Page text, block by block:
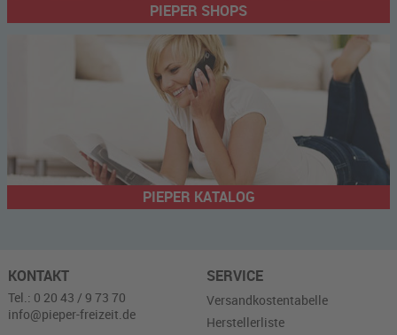
PIEPER SHOPS
PIEPER KATALOG
KONTAKT
Tel.: 0 20 43 / 9 73 70
info@pieper-freizeit.de
SERVICE
Versandkostentabelle
Herstellerliste